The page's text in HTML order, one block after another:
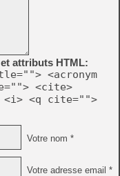
attributs HTML:
<acronym
<cite>
<i> <q cite="">
Votre nom *
Votre adresse email *